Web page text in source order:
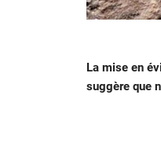
La mise en
suggère que